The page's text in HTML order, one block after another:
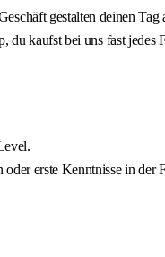
gestalten deinen Tag
du kaufst bei uns fast jedes
erste Kenntnisse in der